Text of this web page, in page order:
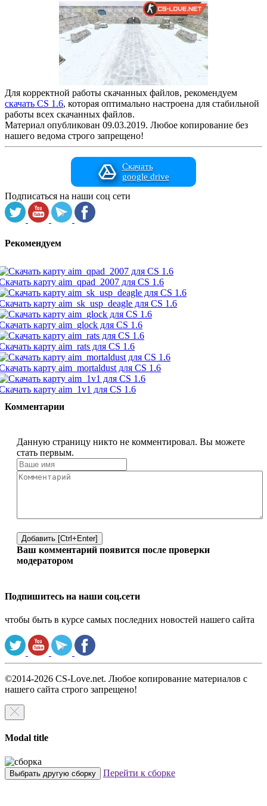
Для корректной работы скачанных файлов, рекомендуем
скачать CS 1.6, которая оптимально настроена для стабильной
работы всех скачанных файлов.
Материал опубликован 09.03.2019. Любое копирование без
нашего ведома строго запрещено!
Скачать
google drive
Подписаться на наши соц сети
Рекомендуем
карту aim_qpad_2007 для CS 1.6
карту aim_sk_usp_deagle для CS 1.6
карту aim_glock для CS 1.6
карту aim_rats для CS 1.6
карту aim_mortaldust для CS 1.6
карту aim_1v1 для CS 1.6
Комментарии
Данную страницу никто не комментировал. Вы можете
стать первым.
Добавить [Ctrl+Enter]
Ваш комментарий появится после проверки
модератором
Подпишитесь на наши соц.сети
чтобы быть в курсе самых последних новостей нашего сайта
©2014-2026 CS-Love.net. Любое копирование материалов с
нашего сайта строго запрещено!
Modal title
Выбрать другую сборку Перейти к сборке